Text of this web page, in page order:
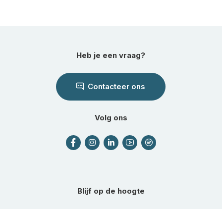
Heb je een vraag?
Contacteer ons
Volg ons
Blijf op de hoogte